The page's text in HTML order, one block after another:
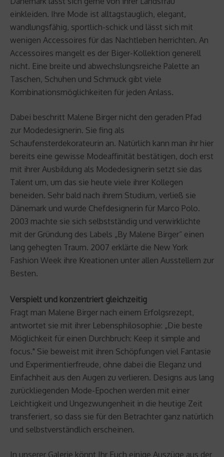
einkleiden. Ihre Mode ist alltagstauglich, elegant,
wandlungsfähig, sportlich-schick und lässt sich mit
wenigen Accessoires für das Nachtleben herrichten. An
Accessoires mangelt es der Biger-Kollektion generell
nicht. Eine breite und abwechslungsreiche Palette an
Taschen, Schuhen und Schmuck gibt viele
Kombinationsmöglichkeiten für jeden Anlass.
Dabei beschritt Malene Birger nicht den geraden Pfad
zur Modedesignerin. Sie fing als
Schaufensterdekorateurin an. Natürlich kann man ihr hier
bereits eine gewisse Modeaffinität bestätigen, doch erst
mit ihrer Ausbildung als Modedesignerin setzt sie das
Talent um, um das sie heute viele ihrer Kollegen
beneiden. Sehr bald nach ihrem Studium, verließ sie
Dänemark und wurde Chefdesignerin für Marco Polo.
2003 machte sie sich selbstständig und verwirklichte
mit der Gründung des Labels „By Malene Birger“ einen
lang gehegten Traum. 2007 erklärte die New York
Fashion Week ihre Kreationen unter allen Ausstellern zur
Besten.
Verspielt und konzentriert gleichzeitig
Fragt man Malene Birger nach einem Erfolgsrezept,
antwortet sie mit ihrer Lebensphilosophie: „Die beste
Möglichkeit für einen Durchbruch: Keep it simple and
focus." Sie beweist mit ihren Schöpfungen viel Fantasie
und Experimentierfreude, ohne dabei die Eleganz und
Einfachheit aus den Augen zu verlieren. Designs aus lang
zurückliegenden Mode-Epochen werden mit einer
Leichtigkeit und Ungezwungenheit in die heutige Zeit
transferiert, so dass sie für den Betrachter ganz natürlich
und selbstverständlich erscheinen.
In unserer Galerie könnt Ihr Euch einige Auszüge aus der